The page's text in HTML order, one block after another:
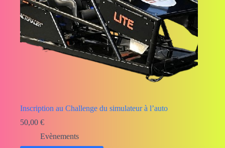
Inscription au Challenge du simulateur à l’auto
50,00 €
Evènements